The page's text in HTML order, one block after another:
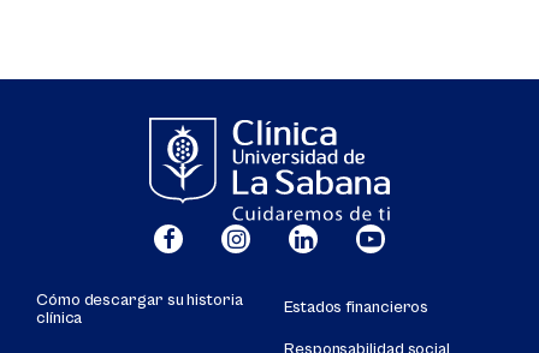
Cómo descargar su historia
clínica
Estados financieros